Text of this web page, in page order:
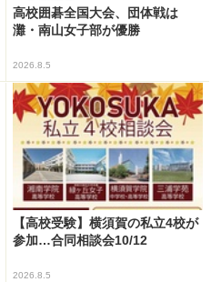
高校囲碁全国大会、団体戦は
灘・南山女子部が優勝
2026.8.5
【高校受験】横須賀の私立4校が
参加…合同相談会10/12
2026.8.5